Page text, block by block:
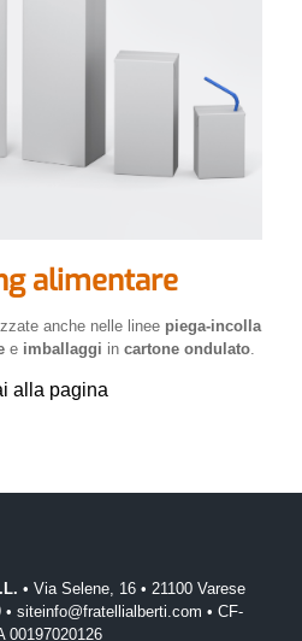
alimentare
anche nelle linee piega-incolla
e imballaggi in cartone ondulato.
alla pagina
• Via Selene, 16 • 21100 Varese
• siteinfo@fratellialberti.com • CF-
00197020126